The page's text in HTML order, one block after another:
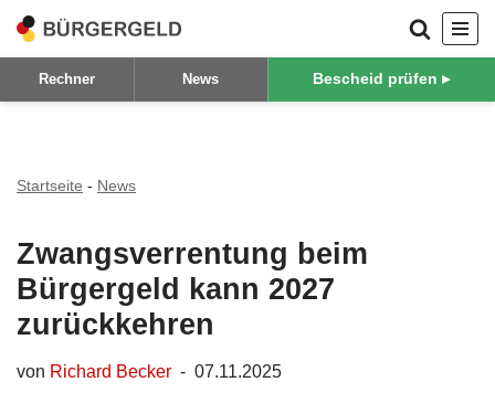
Zum
Inhalt
Rechner News Bescheid prüfen ▸
Startseite - News
Zwangsverrentung beim
Bürgergeld kann 2027
zurückkehren
von Richard Becker 07.11.2025